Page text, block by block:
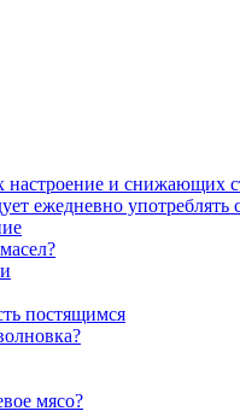
и снижающих
ежедневно употреблять
постящимся
мясо?